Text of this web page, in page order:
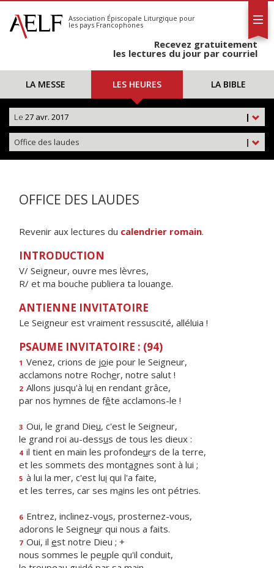
S'abonner
Calendrier
Association Épiscopale Liturgique pour
les pays Francophones
Recevez gratuitement
les lectures du jour par courriel
LA MESSE LES HEURES LA BIBLE
|
Le 27 avr. 2017
|
Office des laudes
OFFICE DES LAUDES
Revenir aux lectures du calendrier romain.
INTRODUCTION
V/ Seigneur, ouvre mes lèvres,
R/ et ma bouche publiera ta louange.
ANTIENNE INVITATOIRE
Le Seigneur est vraiment ressuscité, alléluia !
PSAUME INVITATOIRE : (94)
1 Venez, crions de joie pour le Seigneur,
acclamons notre Rocher, notre salut !
2 Allons jusqu'à lui en rendant grâce,
par nos hymnes de fête acclamons-le !
3 Oui, le grand Dieu, c'est le Seigneur,
le grand roi au-dessus de tous les dieux :
4 il tient en main les profondeurs de la terre,
et les sommets des montagnes sont à lui ;
5 à lui la mer, c'est lui qui l'a faite,
et les terres, car ses mains les ont pétries.
6 Entrez, inclinez-vous, prosternez-vous,
adorons le Seigneur qui nous a faits.
7 Oui, il est notre Dieu ; +
nous sommes le peuple qu'il conduit,